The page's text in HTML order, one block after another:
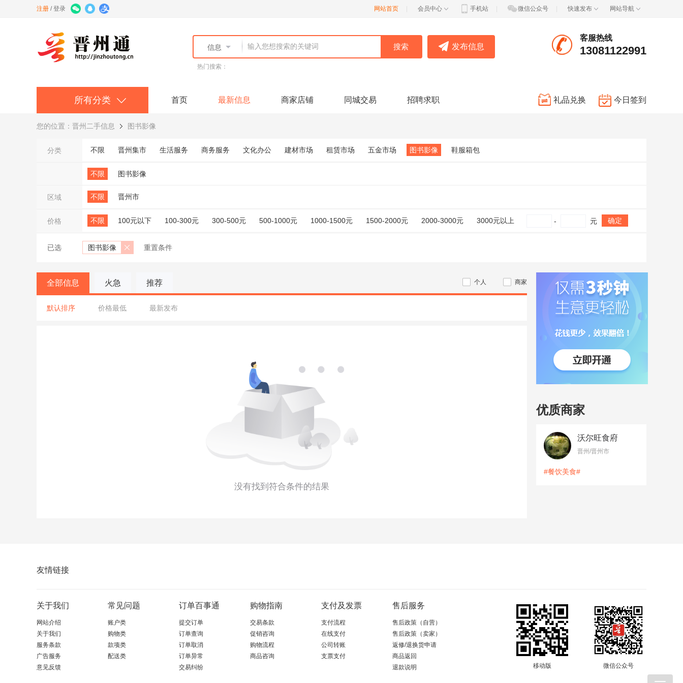
注册 /登录 网站首页 会员中心 手机站 微信公众号 快速发布 网站导航
信息
热门搜索：
发布信息
客服热线
13081122991
所有分类 首页 最新信息 商家店铺 同城交易 招聘求职 礼品兑换 今日签到
您的位置： 晋州二手信息 图书影像
分类 不限 晋州集市 生活服务 商务服务 文化办公 建材市场 租赁市场 五金市场 图书影像 鞋服箱包
不限 图书影像
区域 不限 晋州市
价格 不限 100元以下 100-300元 300-500元 500-1000元 1000-1500元 1500-2000元 2000-3000元 3000元以上 - 元 确定
已选 图书影像 重置条件
全部信息 火急 推荐 个人 商家
默认排序 价格最低 最新发布
没有找到符合条件的结果
优质商家
沃尔旺食府
晋州/晋州市
#餐饮美食#
友情链接
关于我们
网站介绍
关于我们
服务条款
广告服务
意见反馈
常见问题
账户类
购物类
款项类
配送类
订单百事通
提交订单
订单查询
订单取消
订单异常
交易纠纷
购物指南
交易条款
促销咨询
购物流程
商品咨询
支付及发票
支付流程
在线支付
公司转账
支票支付
售后服务
售后政策（自营）
售后政策（卖家）
返修/退换货申请
商品返回
退款说明
移动版 微信公众号